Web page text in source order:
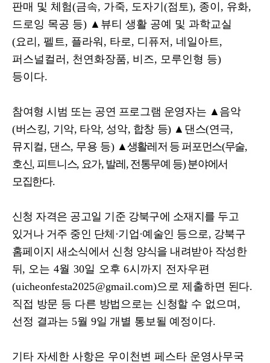
판매 및 체험(금속, 가죽, 도자기 (점토), 종이 , 유화,
드로잉 목공 등) ▲ 뷰티 생활 공예 및 과학교실
(요리 , 펠트, 플라워 , 타로, 디퓨저 , 네일아트,
퍼스널컬러 , 천연화장품, 비즈, 모루인형 등)
등이다.
참여형 시범 또는 공연 프로그램 운영자는 ▲ 음악
(버스킹, 기악, 타악, 성악, 합창 등) ▲ 댄스(연극,
뮤지컬 , 댄스, 무용 등) ▲생활레저 등 퍼포먼스(무술,
호신, 피트니스, 요가, 발레 , 전통무예 등)분야에서
모집한다.
신청 자격은 공고일 기준 강북구에 소재지를 두고
있거나 거주 중인 단체 ·기업 ·예술인 등으로, 강북구
홈페이지 새소식에서 신청 양식을 내려받아 작성한
뒤 , 오는 4월 30일 오후6시까지 전자우편
(uicheonfesta2025@gmail.com)으로제출하면 된다.
직접 방문 등 다른 방법으로는 신청할 수 없으며 ,
선정 결과는 5월 9일 개별 통보될 예정이다.
기타 자세한 사항은 우이천변 페스타 운영사무국